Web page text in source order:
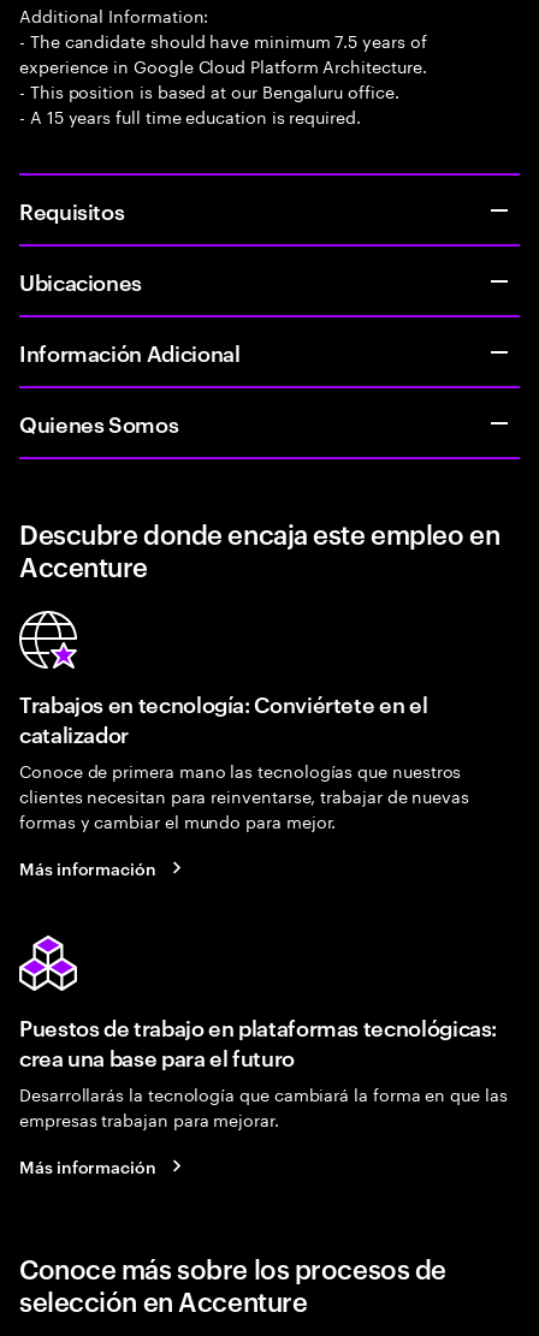
Additional Information:
- The candidate should have minimum 7.5 years of
experience in Google Cloud Platform Architecture.
- This position is based at our Bengaluru office.
- A 15 years full time education is required.
Requisitos
Ubicaciones
Información Adicional
Quienes Somos
Descubre donde encaja este empleo en
Accenture
Trabajos en tecnología: Conviértete en el
catalizador
Conoce de primera mano las tecnologías que nuestros
clientes necesitan para reinventarse, trabajar de nuevas
formas y cambiar el mundo para mejor.
Más información
Puestos de trabajo en plataformas tecnológicas:
crea una base para el futuro
Desarrollarás la tecnología que cambiará la forma en que las
empresas trabajan para mejorar.
Más información
Conoce más sobre los procesos de
selección en Accenture